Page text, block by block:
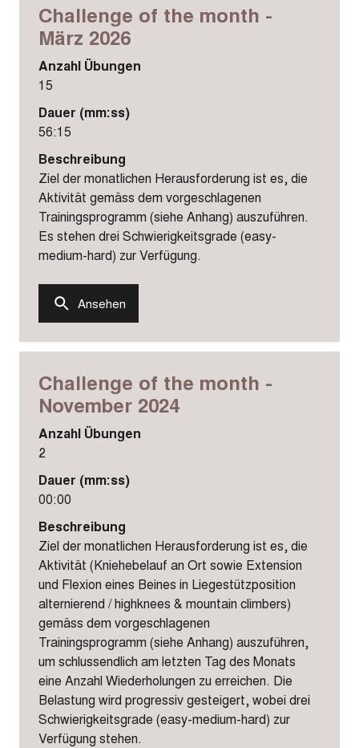
Challenge of the month -
März 2026
Anzahl Übungen
15
Dauer (mm:ss)
56:15
Beschreibung
Ziel der monatlichen Herausforderung ist es, die
Aktivität gemäss dem vorgeschlagenen
Trainingsprogramm (siehe Anhang) auszuführen.
Es stehen drei Schwierigkeitsgrade (easy-
medium-hard) zur Verfügung.
Ansehen
Challenge of the month -
November 2024
Anzahl Übungen
2
Dauer (mm:ss)
00:00
Beschreibung
Ziel der monatlichen Herausforderung ist es, die
Aktivität (Kniehebelauf an Ort sowie Extension
und Flexion eines Beines in Liegestützposition
alternierend / highknees & mountain climbers)
gemäss dem vorgeschlagenen
Trainingsprogramm (siehe Anhang) auszuführen,
um schlussendlich am letzten Tag des Monats
eine Anzahl Wiederholungen zu erreichen. Die
Belastung wird progressiv gesteigert, wobei drei
Schwierigkeitsgrade (easy-medium-hard) zur
Verfügung stehen.